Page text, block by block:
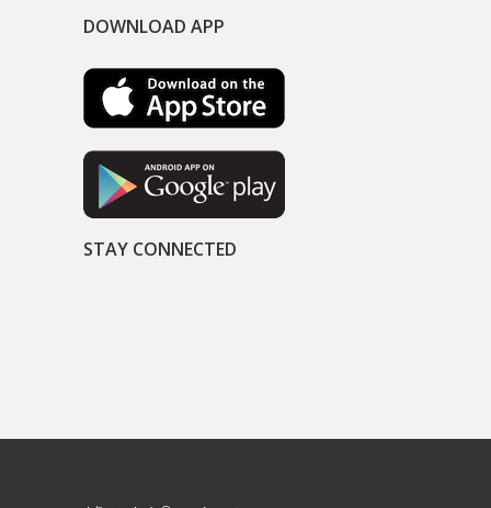
DOWNLOAD APP
STAY CONNECTED